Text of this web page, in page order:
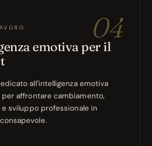
04
emotiva per il
all’intelligenza emotiva
per affrontare cambiamento,
sviluppo professionale in